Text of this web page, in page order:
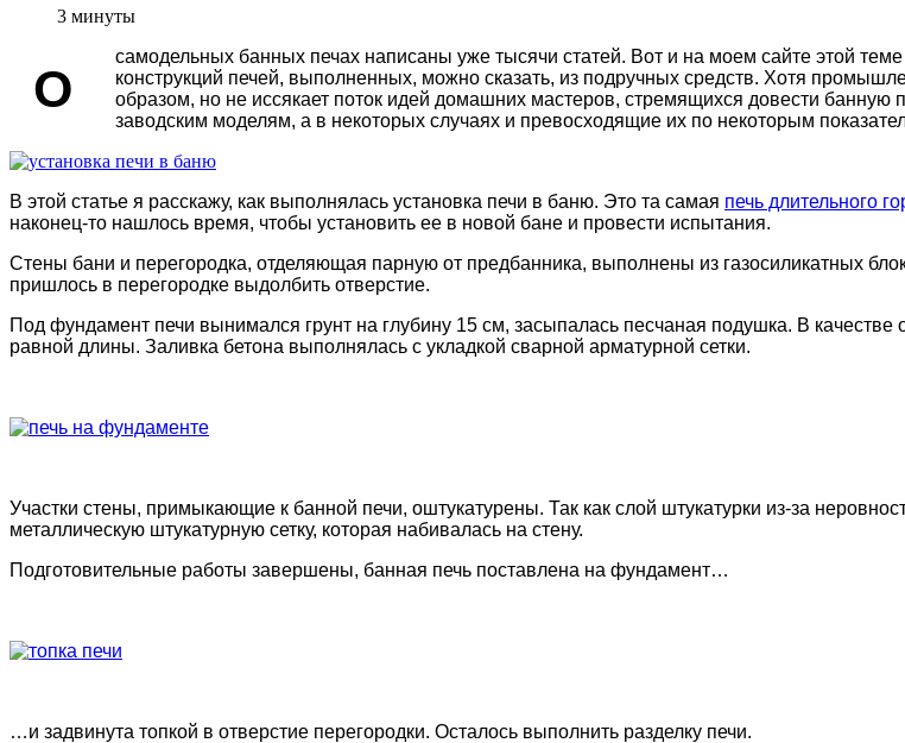
3 минуты
О
самодельных банных печах написаны уже тысячи статей. Вот и на моем сайте этой
конструкций печей, выполненных, можно сказать, из подручных средств. Хотя
образом, но не иссякает поток идей домашних мастеров, стремящихся довести
заводским моделям, а в некоторых случаях и превосходящие их по некоторым
В этой статье я расскажу, как выполнялась установка печи в баню. Это та самая печь длительного
наконец-то нашлось время, чтобы установить ее в новой бане и провести испытания.
Стены бани и перегородка, отделяющая парную от предбанника, выполнены из газосиликатных
пришлось в перегородке выдолбить отверстие.
Под фундамент печи вынимался грунт на глубину 15 см, засыпалась песчаная подушка. В
равной длины. Заливка бетона выполнялась с укладкой сварной арматурной сетки.
Участки стены, примыкающие к банной печи, оштукатурены. Так как слой штукатурки из-за
металлическую штукатурную сетку, которая набивалась на стену.
Подготовительные работы завершены, банная печь поставлена на фундамент…
…и задвинута топкой в отверстие перегородки. Осталось выполнить разделку печи.